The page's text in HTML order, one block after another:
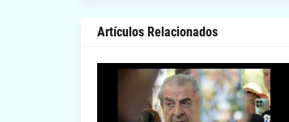
Artículos Relacionados